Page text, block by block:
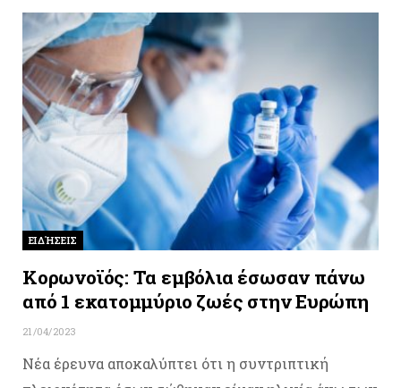
ΕΙΔΉΣΕΙΣ
Κορωνοϊός: Τα εμβόλια έσωσαν πάνω
από 1 εκατομμύριο ζωές στην Ευρώπη
21/04/2023
Νέα έρευνα αποκαλύπτει ότι η συντριπτική